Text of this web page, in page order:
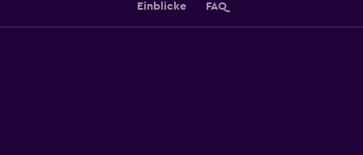
Einblicke FAQ